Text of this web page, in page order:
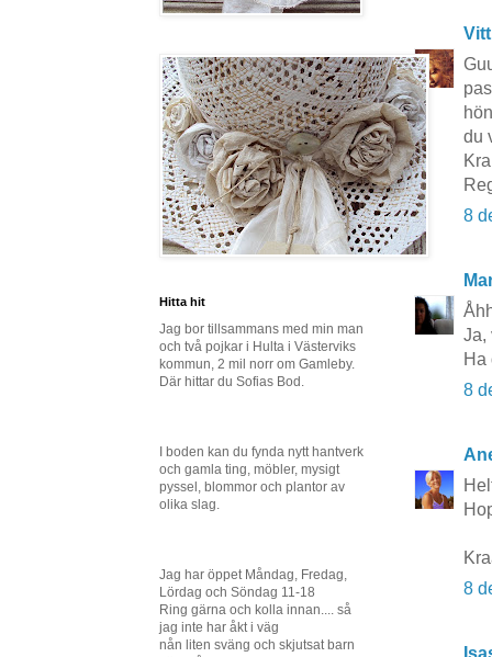
du
8
Ja,
Ha
8
8
Hitta hit
Jag bor tillsammans med min man
och två pojkar i Hulta i Västerviks
kommun, 2 mil norr om Gamleby.
Där hittar du Sofias Bod.
I boden kan du fynda nytt hantverk
och gamla ting, möbler, mysigt
pyssel, blommor och plantor av
olika slag.
Jag har öppet Måndag, Fredag,
Lördag och Söndag 11-18
Ring gärna och kolla innan.... så
jag inte har åkt i väg
nån liten sväng och skjutsat barn